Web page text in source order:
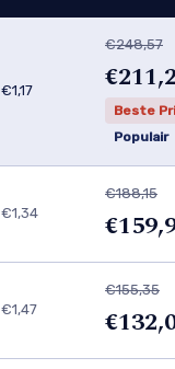
€1,17
€248,57
Beste
Populair
€1,34
€188,15
€1,47
€155,35